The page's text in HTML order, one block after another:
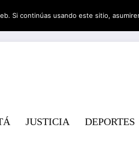
JUSTICIA DEPORTES
Si continúas usando este sitio,